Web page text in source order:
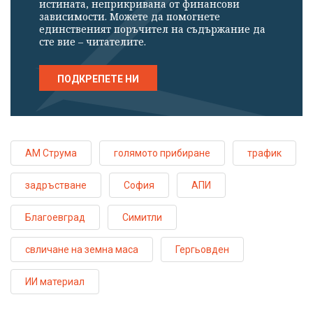
истината, неприкривана от финансови
зависимости. Можете да помогнете
единственият поръчител на съдържание да
сте вие – читателите.
ПОДКРЕПЕТЕ НИ
АМ Струма голямото прибиране трафик
задръстване София АПИ
Благоевград Симитли
свличане на земна маса Гергьовден
ИИ материал